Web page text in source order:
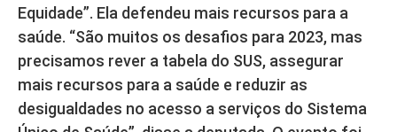
Equidade”. Ela defendeu mais recursos para a
saúde. “São muitos os desafios para 2023, mas
precisamos rever a tabela do SUS, assegurar
mais recursos para a saúde e reduzir as
desigualdades no acesso a serviços do Sistema